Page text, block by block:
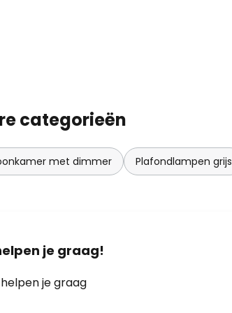
categorieën
met dimmer Plafondlampen grijs
je graag!
je graag